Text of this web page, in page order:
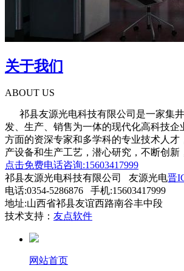
关于我们
ABOUT US
祁县友源光电科技有限公司是一家集
发、生产、销售为一体的现代化高科技企
方面的资深专家和多学科的专业技术人才
产设备和生产工艺，潜心研究，不断创新
点击免费电话咨询:15603417999
祁县友源光电科技有限公司 友源光电晋
电话:0354-5286876 手机:15603417999
地址:山西省祁县友谊西路南谷丰中段
技术支持： 友点软件
网站首页